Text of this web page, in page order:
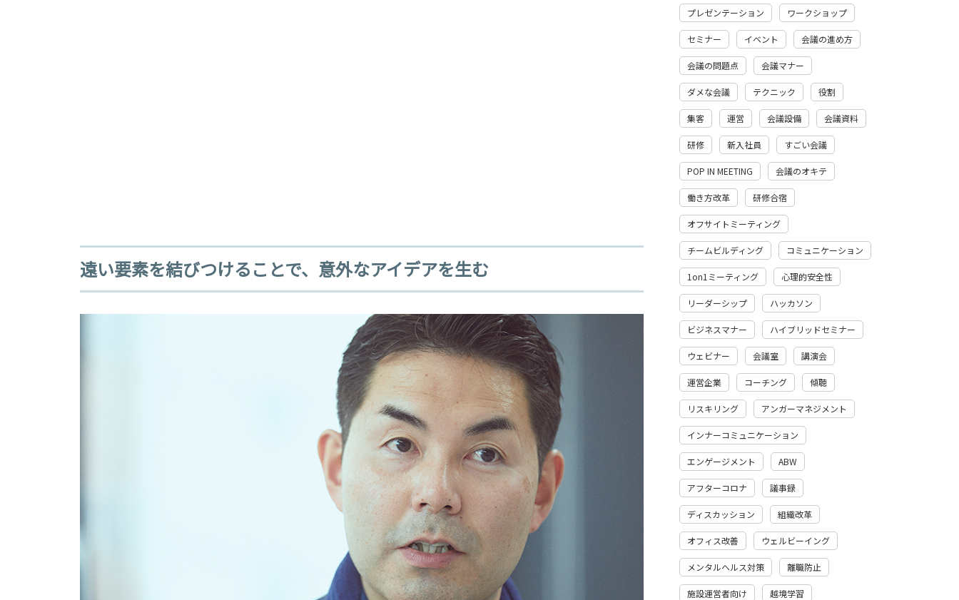
遠い要素を結びつけることで、意外なアイデアを生む
プレゼンテーション ワークショップ
セミナー イベント 会議の進め方
会議の問題点 会議マナー
ダメな会議 テクニック 役割
集客 運営 会議設備 会議資料
研修 新入社員 すごい会議
POP IN MEETING 会議のオキテ
働き方改革 研修合宿
オフサイトミーティング
チームビルディング コミュニケーション
1on1ミーティング 心理的安全性
リーダーシップ ハッカソン
ビジネスマナー ハイブリッドセミナー
ウェビナー 会議室 講演会
運営企業 コーチング 傾聴
リスキリング アンガーマネジメント
インナーコミュニケーション
エンゲージメント ABW
アフターコロナ 議事録
ディスカッション 組織改革
オフィス改善 ウェルビーイング
メンタルヘルス対策 離職防止
施設運営者向け 越境学習